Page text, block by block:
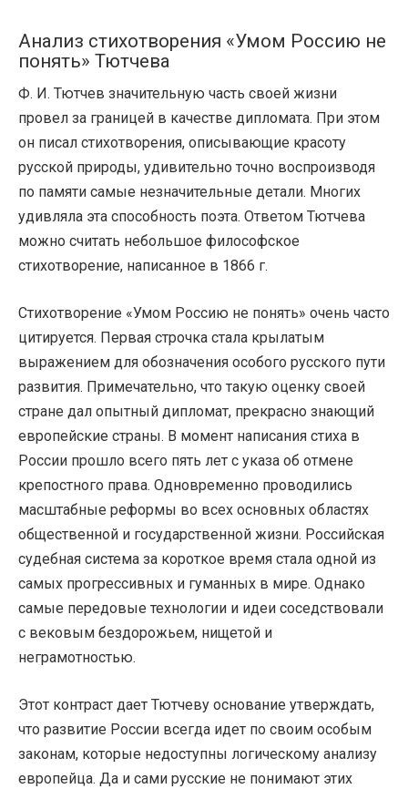
Анализ стихотворения «Умом Россию не
понять» Тютчева
Ф. И. Тютчев значительную часть своей жизни
провел за границей в качестве дипломата. При этом
он писал стихотворения, описывающие красоту
русской природы, удивительно точно воспроизводя
по памяти самые незначительные детали. Многих
удивляла эта способность поэта. Ответом Тютчева
можно считать небольшое философское
стихотворение, написанное в 1866 г.
Стихотворение «Умом Россию не понять» очень часто
цитируется. Первая строчка стала крылатым
выражением для обозначения особого русского пути
развития. Примечательно, что такую оценку своей
стране дал опытный дипломат, прекрасно знающий
европейские страны. В момент написания стиха в
России прошло всего пять лет с указа об отмене
крепостного права. Одновременно проводились
масштабные реформы во всех основных областях
общественной и государственной жизни. Российская
судебная система за короткое время стала одной из
самых прогрессивных и гуманных в мире. Однако
самые передовые технологии и идеи соседствовали
с вековым бездорожьем, нищетой и
неграмотностью.
Этот контраст дает Тютчеву основание утверждать,
что развитие России всегда идет по своим особым
законам, которые недоступны логическому анализу
европейца. Да и сами русские не понимают этих